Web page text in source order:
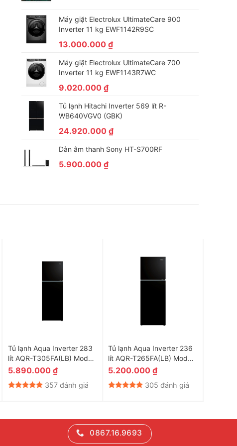
Máy giặt Electrolux UltimateCare 900
Inverter 11 kg EWF1142R9SC
13.000.000₫
Máy giặt Electrolux UltimateCare 700
Inverter 11 kg EWF1143R7WC
9.020.000₫
Tủ lạnh Hitachi Inverter 569 lít R-
WB640VGV0 (GBK)
24.920.000₫
Dàn âm thanh Sony HT-S700RF
5.900.000₫
Tủ lạnh Aqua Inverter 283
lít AQR-T305FA(LB) Model
2026
5.890.000 ₫
357 đánh giá
Tủ lạnh Aqua Inverter 236
lít AQR-T265FA(LB) Model
2026
5.200.000₫
305 đánh giá
0867.16.9693